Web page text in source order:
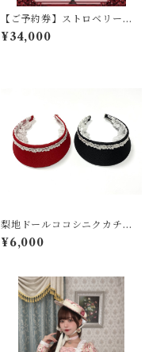
【ご予約券】ストロベリーチ
ェックワンピース
¥34,000
梨地ドールココシニクカチュ
ーシャ
¥6,000